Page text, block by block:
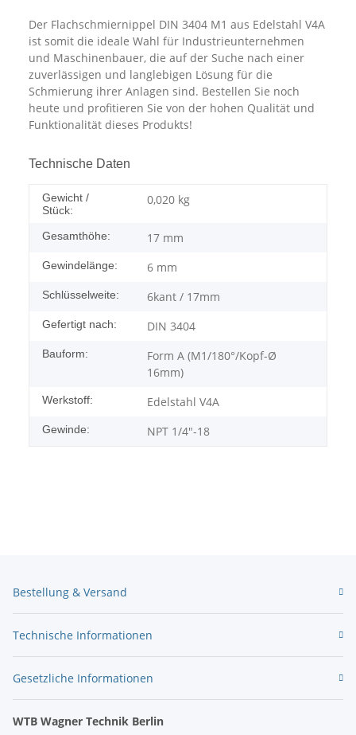
Der Flachschmiernippel DIN 3404 M1 aus Edelstahl V4A
ist somit die ideale Wahl für Industrieunternehmen
und Maschinenbauer, die auf der Suche nach einer
zuverlässigen und langlebigen Lösung für die
Schmierung ihrer Anlagen sind. Bestellen Sie noch
heute und profitieren Sie von der hohen Qualität und
Funktionalität dieses Produkts!
Technische Daten
Gewicht /
Stück:
0,020 kg
Gesamthöhe: 17 mm
Gewindelänge: 6 mm
Schlüsselweite: 6kant / 17mm
Gefertigt nach: DIN 3404
Bauform:
Form A (M1/180°/Kopf-Ø
16mm)
Werkstoff: Edelstahl V4A
Gewinde: NPT 1/4"-18
Bestellung & Versand
Technische Informationen
Gesetzliche Informationen
WTB Wagner Technik Berlin